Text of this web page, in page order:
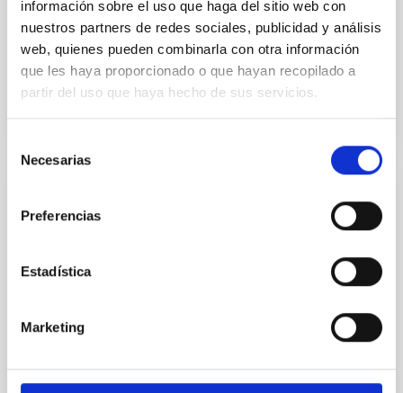
información sobre el uso que haga del sitio web con
nuestros partners de redes sociales, publicidad y análisis
web, quienes pueden combinarla con otra información
que les haya proporcionado o que hayan recopilado a
partir del uso que haya hecho de sus servicios.
Necesarias
Preferencias
Estadística
Marketing
Anteriores
SITIO WEB DE LA 23A REUNIÓN MULTIDARK
Nos complace anunciar la conferencia internacional
SUBSTELLAR ASTROPHYSICS 2026, que se
ciudad de Tordesillas, en Castilla, España. Esta